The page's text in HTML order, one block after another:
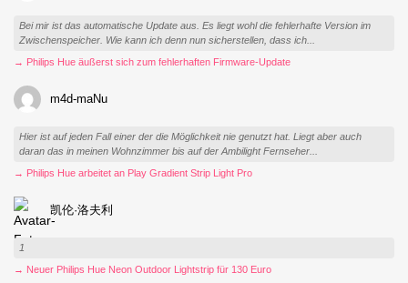
Bei mir ist das automatische Update aus. Es liegt wohl die fehlerhafte Version im
Zwischenspeicher. Wie kann ich denn nun sicherstellen, dass ich...
→ Philips Hue äußerst sich zum fehlerhaften Firmware-Update
m4d-maNu
Hier ist auf jeden Fall einer der die Möglichkeit nie genutzt hat. Liegt aber auch
daran das in meinen Wohnzimmer bis auf der Ambilight Fernseher...
→ Philips Hue arbeitet an Play Gradient Strip Light Pro
凯伦·洛夫利
1
→ Neuer Philips Hue Neon Outdoor Lightstrip für 130 Euro